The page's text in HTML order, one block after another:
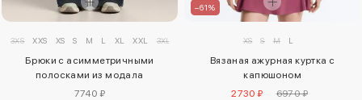
3XS XXS XS S M L XL XXL 3XL
Брюки с асимметричными
полосками из модала
7740 ₽
–61%
XS S M L
Вязаная ажурная куртка с
капюшоном
2730 ₽
6970 ₽